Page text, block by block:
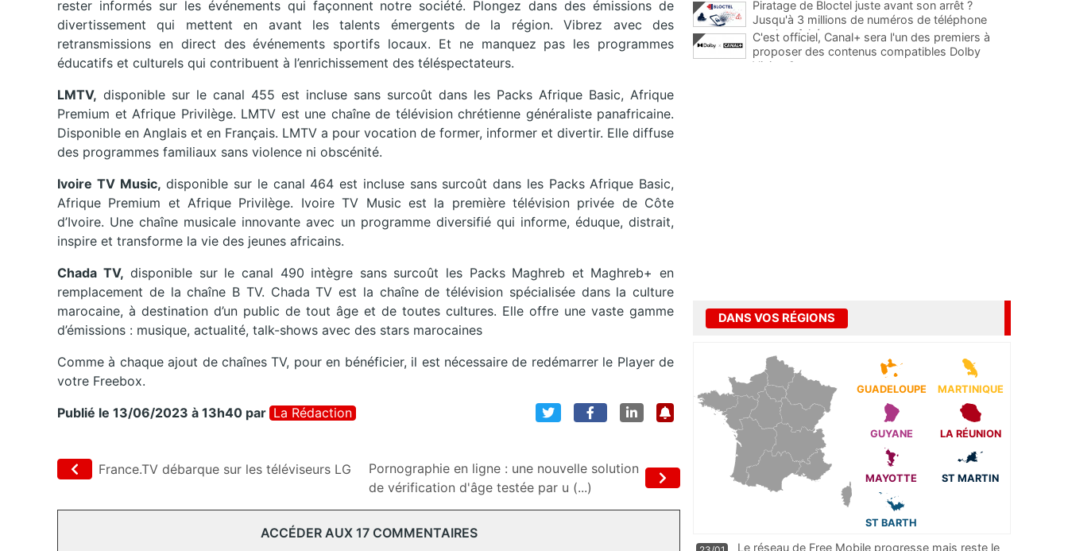
rester informés sur les événements qui façonnent notre société. Plongez dans des émissions de
divertissement qui mettent en avant les talents émergents de la région. Vibrez avec des
retransmissions en direct des événements sportifs locaux. Et ne manquez pas les programmes
éducatifs et culturels qui contribuent à l’enrichissement des téléspectateurs.
LMTV, disponible sur le canal 455 est incluse sans surcoût dans les Packs Afrique Basic, Afrique
Premium et Afrique Privilège. LMTV est une chaîne de télévision chrétienne généraliste panafricaine.
Disponible en Anglais et en Français. LMTV a pour vocation de former, informer et divertir. Elle diffuse
des programmes familiaux sans violence ni obscénité.
Ivoire TV Music, disponible sur le canal 464 est incluse sans surcoût dans les Packs Afrique Basic,
Afrique Premium et Afrique Privilège. Ivoire TV Music est la première télévision privée de Côte
d’Ivoire. Une chaîne musicale innovante avec un programme diversifié qui informe, éduque, distrait,
inspire et transforme la vie des jeunes africains.
Chada TV, disponible sur le canal 490 intègre sans surcoût les Packs Maghreb et Maghreb+ en
remplacement de la chaîne B TV. Chada TV est la chaîne de télévision spécialisée dans la culture
marocaine, à destination d’un public de tout âge et de toutes cultures. Elle offre une vaste gamme
d’émissions : musique, actualité, talk-shows avec des stars marocaines
Comme à chaque ajout de chaînes TV, pour en bénéficier, il est nécessaire de redémarrer le Player de
votre Freebox.
Publié le 13/06/2023 à 13h40 par La Rédaction
France.TV débarque sur les téléviseurs LG
Pornographie en ligne : une nouvelle solution
de vérification d'âge testée par u (...)
ACCÉDER AUX 17 COMMENTAIRES
Piratage de Bloctel juste avant son arrêt ?
Jusqu'à 3 millions de numéros de téléphone
auraient fuité
C'est officiel, Canal+ sera l'un des premiers à
proposer des contenus compatibles Dolby
Vision 2
DANS VOS RÉGIONS
GUADELOUPE MARTINIQUE
GUYANE LA RÉUNION
MAYOTTE ST MARTIN
ST BARTH
Le réseau de Free Mobile progresse mais reste le